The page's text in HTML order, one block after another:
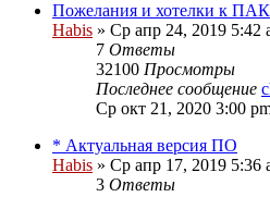
Пожелания и хотелки к
Habis » Ср апр 24, 2019 5:42
7 Ответы
32100 Просмотры
Последнее сообщение
Ср окт 21, 2020 3:00
* Актуальная версия ПО
Habis » Ср апр 17, 2019 5:36
3 Ответы